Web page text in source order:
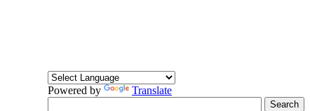
Powered by Translate